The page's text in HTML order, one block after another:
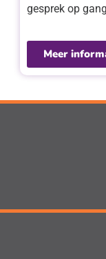
gesprek op
Meer